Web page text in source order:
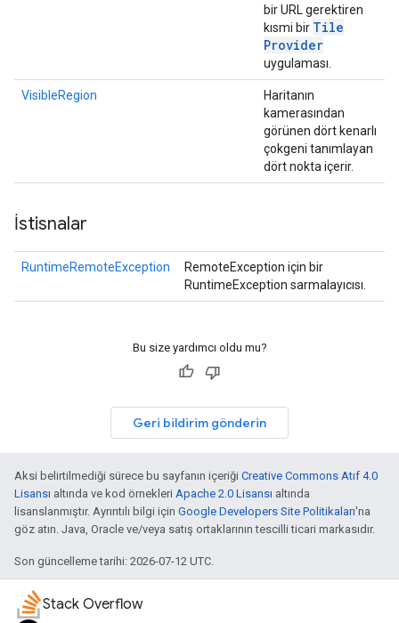
bir URL gerektiren
kısmi bir Tile
Provider
uygulaması.
VisibleRegion
Haritanın
kamerasından
görünen dört kenarlı
çokgeni tanımlayan
dört nokta içerir.
İstisnalar
RuntimeRemoteException
RemoteException için bir
RuntimeException sarmalayıcısı.
Bu size yardımcı oldu mu?
Geri bildirim gönderin
Aksi belirtilmediği sürece bu sayfanın içeriği Creative Commons Atıf 4.0
Lisansı altında ve kod örnekleri Apache 2.0 Lisansı altında
lisanslanmıştır. Ayrıntılı bilgi için Google Developers Site Politikaları'na
göz atın. Java, Oracle ve/veya satış ortaklarının tescilli ticari markasıdır.
Son güncelleme tarihi: 2026-07-12 UTC.
Stack Overflow